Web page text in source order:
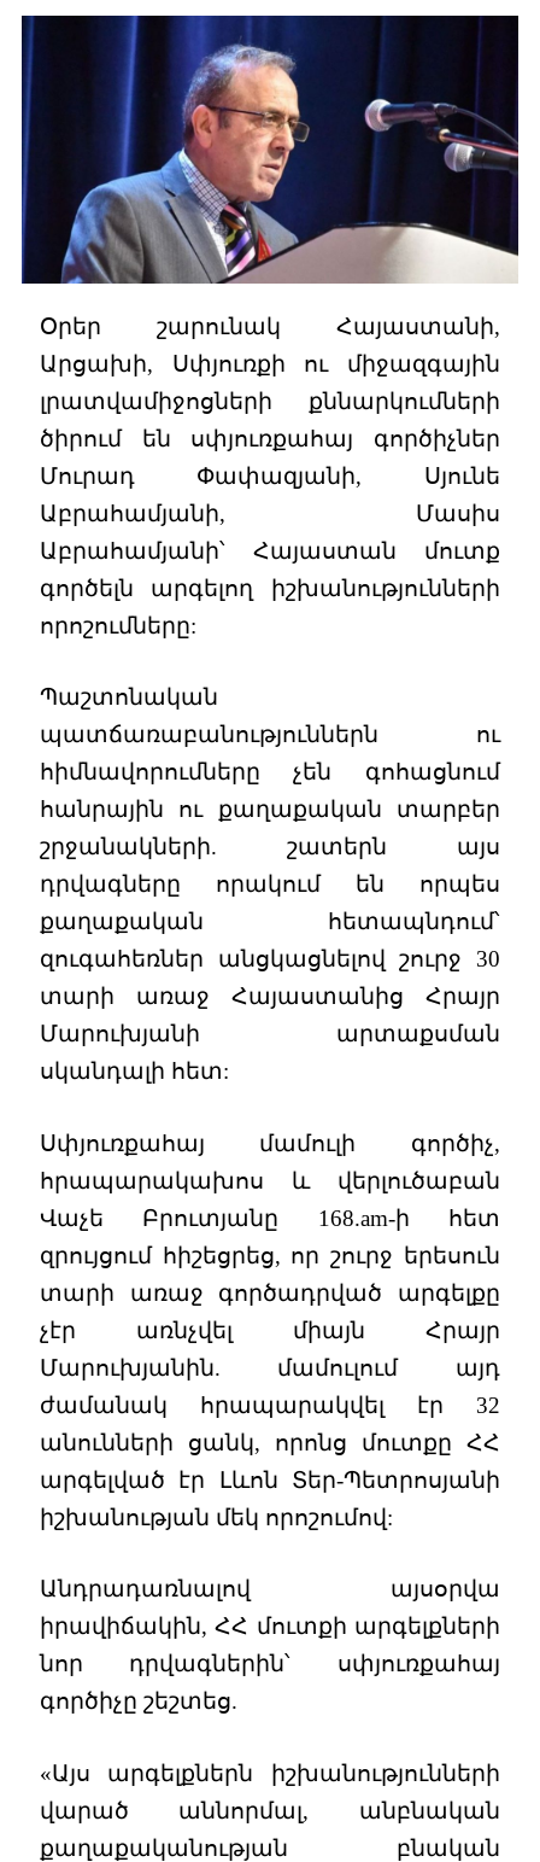
Օրեր շարունակ Հայաստանի,
Արցախի, Սփյուռքի ու միջազգային
լրատվամիջոցների քննարկումների
ծիրում են սփյուռքահայ գործիչներ
Մուրադ Փափազյանի, Սյունե
Աբրահամյանի, Մասիս
Աբրահամյանի՝ Հայաստան մուտք
գործելն արգելող իշխանությունների
որոշումները:
Պաշտոնական
պատճառաբանություններն ու
հիմնավորումները չեն գոհացնում
հանրային ու քաղաքական տարբեր
շրջանակների. շատերն այս
դրվագները որակում են որպես
քաղաքական հետապնդում՝
զուգահեռներ անցկացնելով շուրջ 30
տարի առաջ Հայաստանից Հրայր
Մարուխյանի արտաքսման
սկանդալի հետ:
Սփյուռքահայ մամուլի գործիչ,
հրապարակախոս և վերլուծաբան
Վաչե Բրուտյանը 168.am-ի հետ
զրույցում հիշեցրեց, որ շուրջ երեսուն
տարի առաջ գործադրված արգելքը
չէր առնչվել միայն Հրայր
Մարուխյանին. մամուլում այդ
ժամանակ հրապարակվել էր 32
անունների ցանկ, որոնց մուտքը ՀՀ
արգելված էր Լևոն Տեր-Պետրոսյանի
իշխանության մեկ որոշումով:
Անդրադառնալով այսօրվա
իրավիճակին, ՀՀ մուտքի արգելքների
նոր դրվագներին՝ սփյուռքահայ
գործիչը շեշտեց.
«Այս արգելքներն իշխանությունների
վարած աննորմալ, անբնական
քաղաքականության բնական